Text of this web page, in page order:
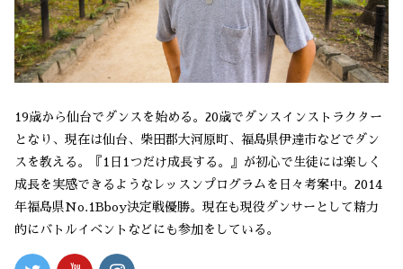
19歳から仙台でダンスを始める。20歳でダンスインストラクター
となり、現在は仙台、柴田郡大河原町、福島県伊達市などでダン
スを教える。『1日1つだけ成長する。』が初心で生徒には楽しく
成長を実感できるようなレッスンプログラムを日々考案中。2014
年福島県No.1Bboy決定戦優勝。現在も現役ダンサーとして精力
的にバトルイベントなどにも参加をしている。